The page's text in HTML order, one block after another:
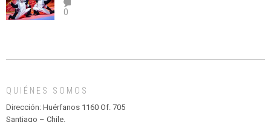
el
abuso”
TEATRO
Y
MADAGASCAR
PARQUE
HURATDO
0
QUIÉNES SOMOS
Dirección: Huérfanos 1160 Of. 705
Santiago – Chile.